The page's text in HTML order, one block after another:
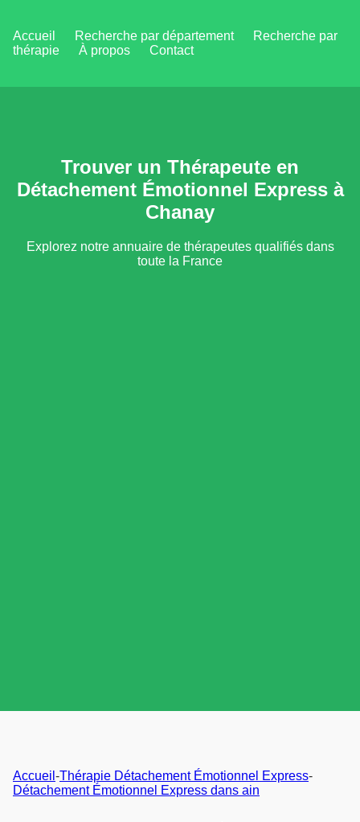
Accueil Recherche par département
Recherche par
thérapie
À propos Contact
Trouver un Thérapeute en
Détachement Émotionnel Express à
Chanay
Explorez notre annuaire de thérapeutes qualifiés dans
toute la France
Accueil -Thérapie Détachement Émotionnel Express-
Détachement Émotionnel Express dans ain